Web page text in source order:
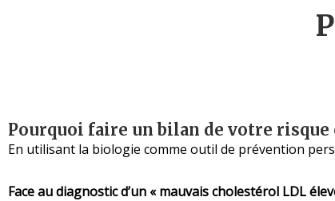
Pourquoi faire un bilan de votre
En utilisant la biologie comme outil de prévention
Face au diagnostic d’un « mauvais cholestérol LDL